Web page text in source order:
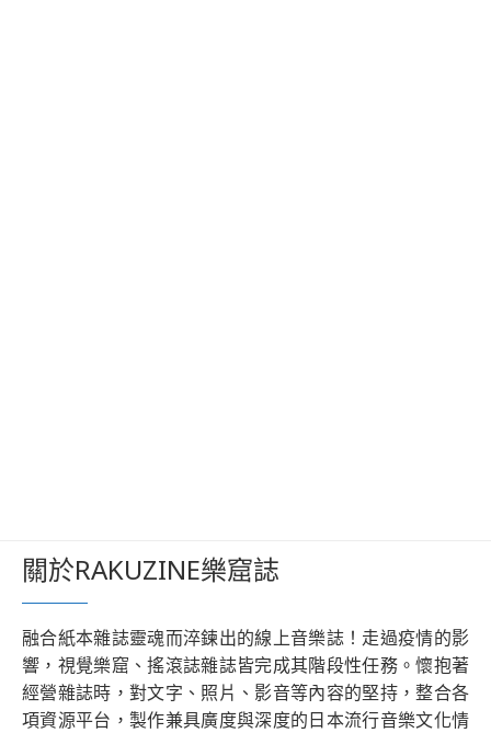
關於RAKUZINE樂窟誌
融合紙本雜誌靈魂而淬鍊出的線上音樂誌！走過疫情的影
響，視覺樂窟、搖滾誌雜誌皆完成其階段性任務。懷抱著
經營雜誌時，對文字、照片、影音等內容的堅持，整合各
項資源平台，製作兼具廣度與深度的日本流行音樂文化情